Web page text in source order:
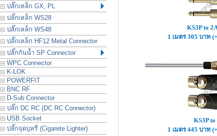
ปลั๊กเหล็ก GX, PL
ปลั๊กเหล็ก WS28
ปลั๊กเหล็ก WS48
ปลั๊กเหล็ก HF12 Metal Connector
ปลั๊กกันน้ำ SP Connector
WPC Connector
K-LOK
POWERFIT
BNC RF
D-Sub Connector
ปลั๊ก DC RC (DC RC Connector)
USB Socket
ปลั๊กจุดบุหรี่ (Cigarete Lighter)
KS3P to
1 เมตร 305 บาท
KS3P
1 เมตร 445 บาท